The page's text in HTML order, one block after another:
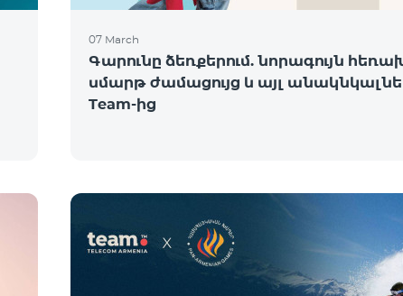
07 March
Գարունը ձեռքերում. նորագույն
սմարթ ժամացույց և այլ
Team-ից